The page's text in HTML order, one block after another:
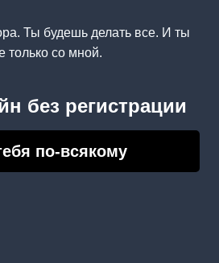
Ты будешь делать все. И ты
только со мной.
без регистрации
по-всякому